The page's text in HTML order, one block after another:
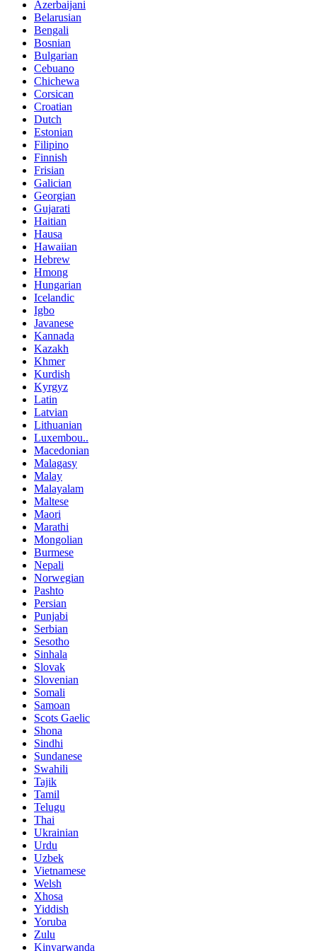
Azerbaijani
Belarusian
Bengali
Bosnian
Bulgarian
Cebuano
Chichewa
Corsican
Croatian
Dutch
Estonian
Filipino
Finnish
Frisian
Galician
Georgian
Gujarati
Haitian
Hausa
Hawaiian
Hebrew
Hmong
Hungarian
Icelandic
Igbo
Javanese
Kannada
Kazakh
Khmer
Kurdish
Kyrgyz
Latin
Latvian
Lithuanian
Luxembou..
Macedonian
Malagasy
Malay
Malayalam
Maltese
Maori
Marathi
Mongolian
Burmese
Nepali
Norwegian
Pashto
Persian
Punjabi
Serbian
Sesotho
Sinhala
Slovak
Slovenian
Somali
Samoan
Scots Gaelic
Shona
Sindhi
Sundanese
Swahili
Tajik
Tamil
Telugu
Thai
Ukrainian
Urdu
Uzbek
Vietnamese
Welsh
Xhosa
Yiddish
Yoruba
Zulu
Kinyarwanda